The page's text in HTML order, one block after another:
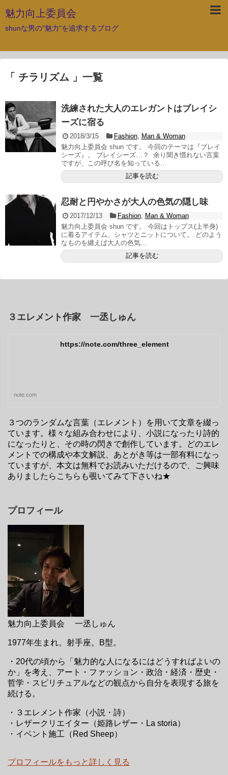
魅力向上委員会
shunな男の"魅力"を追求するブログ
「 チラリズム 」一覧
洗練された大人のエレガントはブレイシ
ーズに宿る
2018/3/15 Fashion,
Man & Woman
魅力向上委員会 shun です。 今回のテーマは『ブレイ
シーズ』。 ブレイシーズ…？ 余り聞き慣れない言葉
ですが、この呼び名を知っている...
記事を読む
忍耐と円やかさが大人の色気の隠し味
2017/12/13 Fashion,
Man & Woman
魅力向上委員会 shun です。 今回はトップス(上半身)
に着るアイテム、シャツとニットについて。 どのよう
なものを纏えば大人の色気...
記事を読む
３エレメント作家 一丞しゅん
https://note.com/three_element
note.com
３つのランダムな言葉（エレメント）を用いて文章を綴っ
ています。様々な組み合わせにより、小説になったり詩的
になったりと、その時の閃きで創作しています。どのエレ
メントでの構成や本文解説、あとがき等は一部有料になっ
ていますが、本文は無料でお読みいただけるので、ご興味
ありましたらこちらも覗いてみて下さいね★
プロフィール
魅力向上委員会 一丞しゅん
1977年生まれ。射手座。B型。
・20代の頃から「魅力的な人になるにはどうすればよいの
か」を考え、アート・ファッション・政治・経済・歴史・
哲学・スピリチュアルなどの観点から自分を表現する旅を
続ける。
・３エレメント作家（小説・詩）
・レザークリエイター（姫路レザー・La storia）
・イベント施工（Red Sheep）
プロフィールをもっと詳しく見る